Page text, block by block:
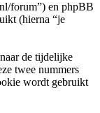
forum”) en phpBB
(hierna “je
de tijdelijke
twee nummers
wordt gebruikt